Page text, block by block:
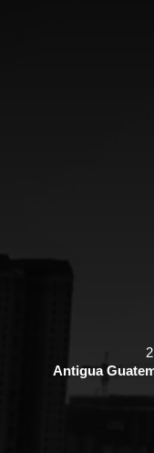
Antigua